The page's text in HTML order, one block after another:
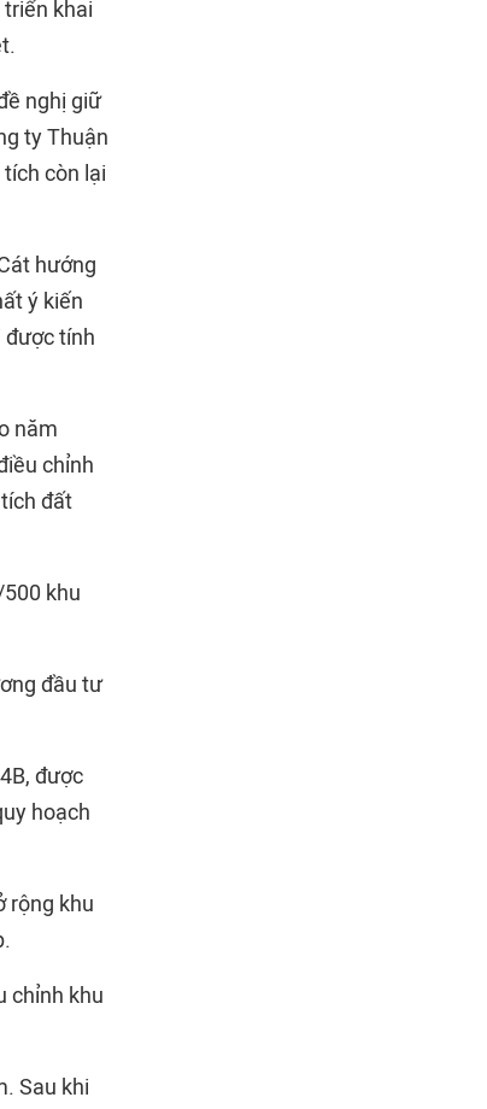
khai
nghị giữ
ty Thuận
còn lại
hướng
ý kiến
được tính
năm
chỉnh
đất
khu
đầu tư
được
hoạch
rộng khu
chỉnh khu
Sau khi